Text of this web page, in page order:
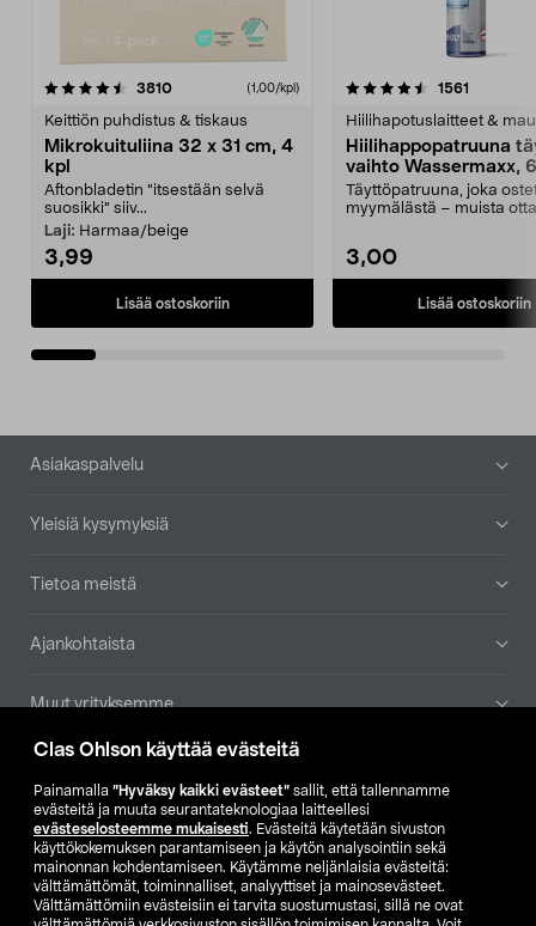
Clas Ohlson käyttää evästeitä
Painamalla ”Hyväksy kaikki evästeet” sallit, että tallennamme
evästeitä ja muuta seurantateknologiaa laitteellesi
evästeselosteemme mukaisesti. Evästeitä käytetään sivuston
käyttökokemuksen parantamiseen ja käytön analysointiin sekä
mainonnan kohdentamiseen. Käytämme neljänlaisia evästeitä:
välttämättömät, toiminnalliset, analyyttiset ja mainosevästeet.
Välttämättömiin evästeisiin ei tarvita suostumustasi, sillä ne ovat
3810arvostelut (1,00/kpl)
Keittiön puhdistus & tiskaus
Mikrokuituliina 32 x 31 cm, 4
kpl
Aftonbladetin "itsestään selvä
suosikki" siiv...
Laji: Harmaa/beige
3,99
Lisää ostoskoriin
4.5viidestä
1561
Hiilihapotuslaitteet &
Hiilihappopatruuna
vaihto Wassermaxx,
Täyttöpatruuna, joka
myymälästä – muista
3,00
Lisää ostoskoriin
4.5viidestä
Alatunniste
Asiakaspalvelu
Yleisiä kysymyksiä
Tietoa meistä
Ajankohtaista
Muut yrityksemme
Etsi myymälä
SE NO FI
FI SV